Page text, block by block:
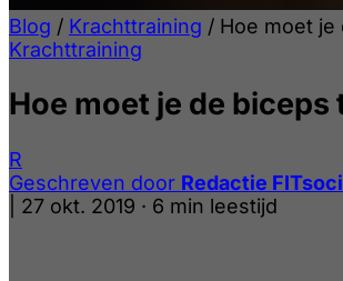
Blog / Krachttraining / Hoe moet
Krachttraining
Hoe moet je de biceps
R
Geschreven door Redactie
27 okt. 2019 · 6 min leestijd